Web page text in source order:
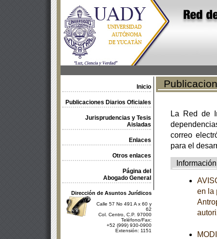
Inicio
Publicaciones Diarios Oficiales
Jurisprudencias y Tesis
Aisladas
Enlaces
Otros enlaces
Página del
Abogado General
Dirección de Asuntos Jurídicos
Calle 57 No 491 A x 60 y
62
Col. Centro, C.P. 97000
Teléfono/Fax:
+52 (999) 930-0900
Extensión: 1151
La Red de
correo
para el
Información
en la